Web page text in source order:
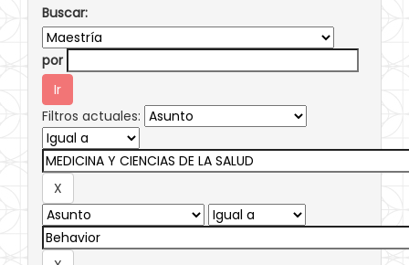
Buscar:
por
Filtros actuales: